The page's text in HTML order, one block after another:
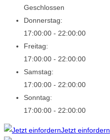
Geschlossen
Donnerstag:
17:00:00 - 22:00:00
Freitag:
17:00:00 - 22:00:00
Samstag:
17:00:00 - 22:00:00
Sonntag:
17:00:00 - 22:00:00
Jetzt einfordern